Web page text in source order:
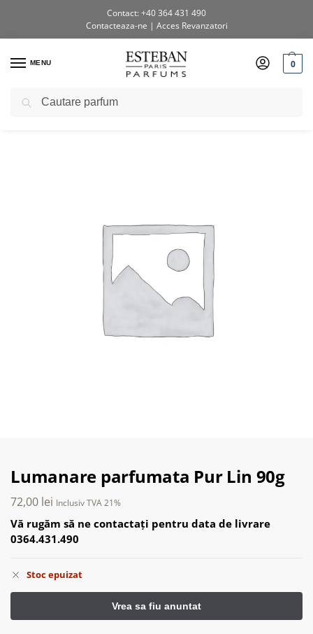
Contact: +40 364 431 490
Contacteaza-ne | Acces Revanzatori
MENU 0
Prima pagină / Shop / Uncategorized
Lumanare parfumata Pur Lin 90g
72,00 lei Inclusiv TVA 21%
Vă rugăm să ne contactați pentru data de livrare
0364.431.490
Stoc epuizat